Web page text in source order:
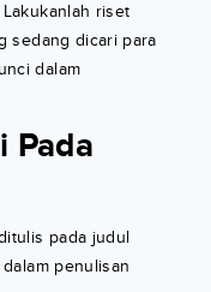
riset
sedang dicari para
dalam
Pada
pada judul
penulisan